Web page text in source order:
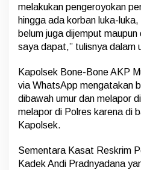
melakukan pengeroyokan
hingga ada korban luka-
belum juga dijemput
saya dapat,” tulisnya dalam
Kapolsek Bone-Bone AKP
via WhatsApp mengatakan
dibawah umur dan melapor
melapor di Polres karena di
Kapolsek.
Sementara Kasat Reskrim
Kadek Andi Pradnyadana